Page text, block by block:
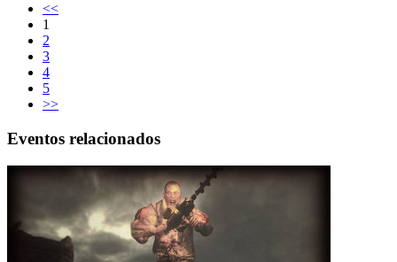
<<
1
2
3
4
5
>>
Eventos relacionados